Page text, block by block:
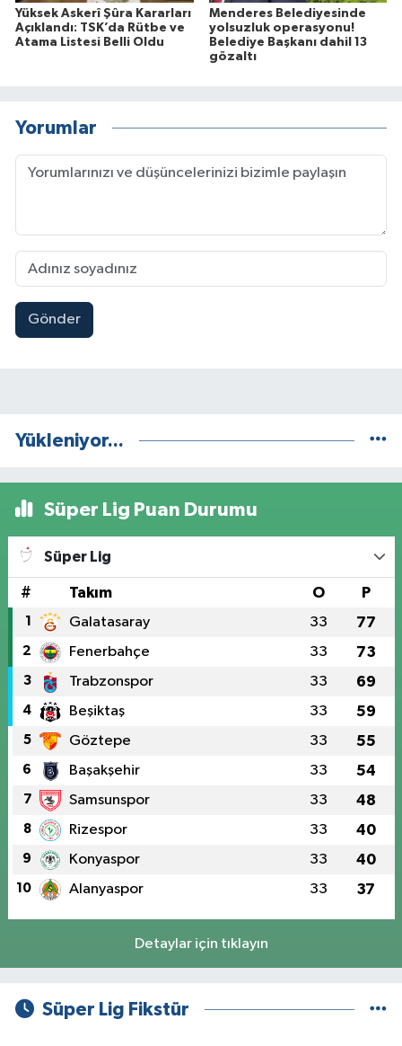
Yüksek Askerî Şûra Kararları
Açıklandı: TSK’da Rütbe ve
Atama Listesi Belli Oldu
Menderes Belediyesinde
yolsuzluk operasyonu!
Belediye Başkanı dahil 13
gözaltı
Yorumlar
Gönder
Yükleniyor...
Süper Lig Puan Durumu
Süper Lig
# Takım O P
1 Galatasaray 33 77
2 Fenerbahçe 33 73
3 Trabzonspor 33 69
4 Beşiktaş 33 59
5 Göztepe 33 55
6 Başakşehir 33 54
7 Samsunspor 33 48
8 Rizespor 33 40
9 Konyaspor 33 40
10 Alanyaspor 33 37
Detaylar için tıklayın
Süper Lig Fikstür